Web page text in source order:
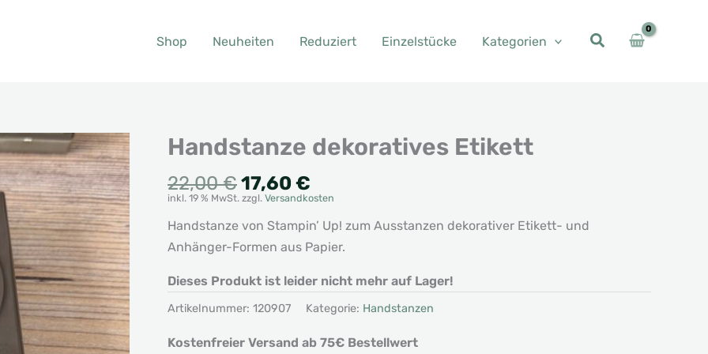
Shop Neuheiten Reduziert Einzelstücke Kategorien
Handstanze dekoratives Etikett
22,00€Ursprünglicher
Preis
war:
22,00 €
17,60 €
Preis
ist:
17,60 €.
inkl. 19 % MwSt. zzgl. Versandkosten
Handstanze von Stampin’ Up! zum Ausstanzen dekorativer Etikett- und
Anhänger-Formen aus Papier.
Dieses Produkt ist leider nicht mehr auf Lager!
Artikelnummer: 120907 Kategorie: Handstanzen
Kostenfreier Versand ab 75€ Bestellwert